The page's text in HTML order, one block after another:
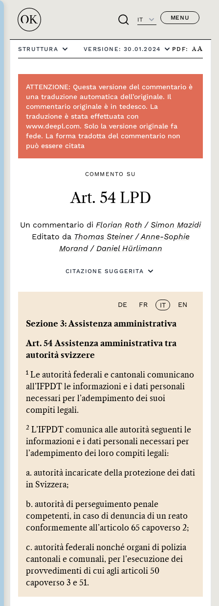
IT MENU
STRUTTURA VERSIONE: 30.01.2024 PDF: A A
ATTENZIONE: Questa versione del commentario è
una traduzione automatica dell’originale. Il
commentario originale è in tedesco. La
traduzione è stata effettuata con
www.deepl.com. Solo la versione originale fa
fede. La forma tradotta del commentario non
può essere citata
COMMENTO SU
Art. 54 LPD
Un commentario di Florian Roth / Simon Mazidi
Editato da Thomas Steiner/Anne-Sophie
Morand/ Daniel Hürlimann
CITAZIONE SUGGERITA
DE FR IT EN
Sezione 3: Assistenza amministrativa
Art. 54 Assistenza amministrativa tra
autorità svizzere
1
Le autorità federali e cantonali comunicano
all’IFPDT le informazioni e i dati personali
necessari per l’adempimento dei suoi
compiti legali.
2
L’IFPDT comunica alle autorità seguenti le
informazioni e i dati personali necessari per
l’adempimento dei loro compiti legali:
a. autorità incaricate della protezione dei dati
in Svizzera;
b. autorità di perseguimento penale
competenti, in caso di denuncia di un reato
conformemente all’articolo 65 capoverso 2;
c. autorità federali nonché organi di polizia
cantonali e comunali, per l’esecuzione dei
provvedimenti di cui agli articoli 50
capoverso 3 e 51.